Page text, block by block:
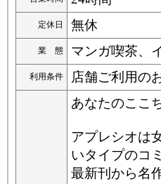
定休日 無休
業 態 マンガ喫茶、
利用条件 店舗ご利用の
あなたのここ
アプレシオは
いタイプのコ
最新刊から名